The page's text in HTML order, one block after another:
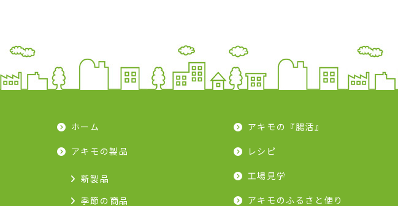
ホーム
アキモの製品
新製品
季節の商品
アキモの『腸活』
レシピ
工場見学
アキモのふるさと便り